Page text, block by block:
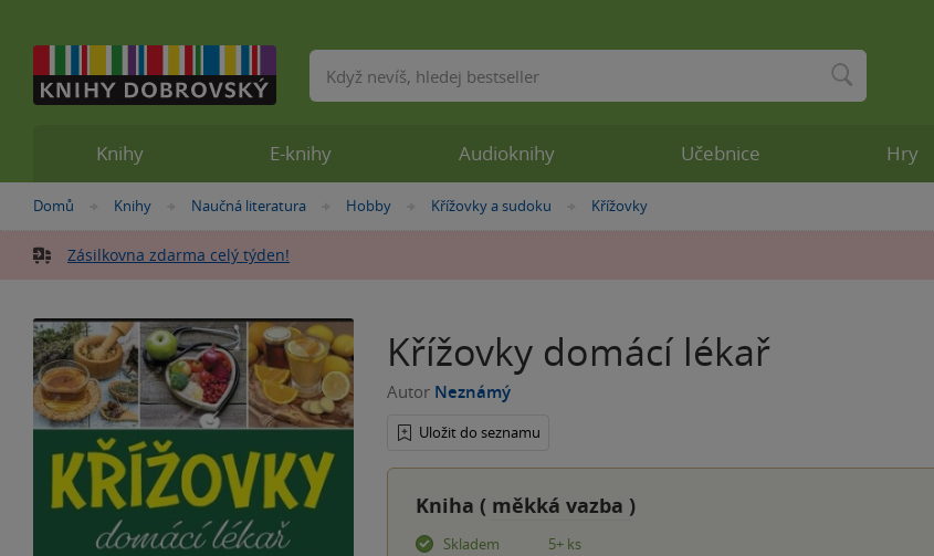
Nacházíte
zde:
Domů »
Knihy »
Naučná literatura »Hobby »
Křížovky a sudoku »
Křížovky
Zásilkovna zdarma celý týden!
Křížovky domácí lékař
Autor Neznámý
Uložit do seznamu
Kniha ( měkká vazba )
Skladem
5+ ks
Knihy E-knihy Audioknihy Učebnice Hry
Vyhledávání